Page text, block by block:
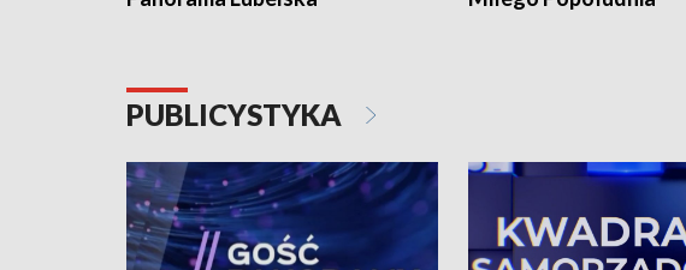
PUBLICYSTYKA